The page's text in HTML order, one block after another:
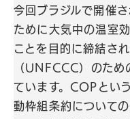
今回ブラジルで開催
ために大気中の温室
ことを目的に締結さ
（UNFCCC）のため
ています。COPとい
動枠組条約について